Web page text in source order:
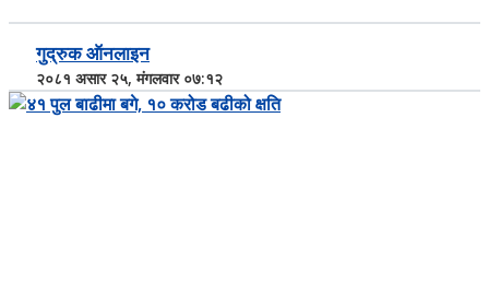
गुद्रुक ऑनलाइन
२०८१ असार २५, मंगलवार ०७:१२